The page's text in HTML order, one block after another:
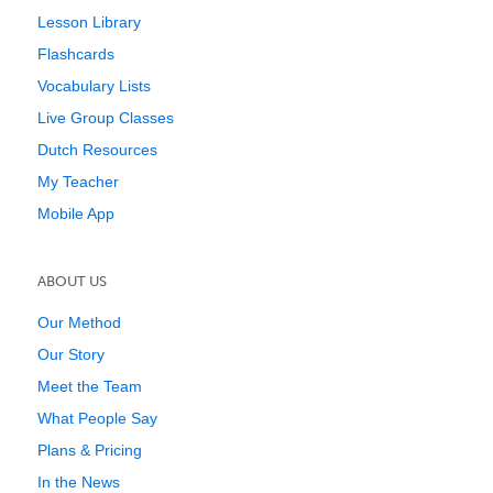
Lesson Library
Flashcards
Vocabulary Lists
Live Group Classes
Dutch Resources
My Teacher
Mobile App
ABOUT US
Our Method
Our Story
Meet the Team
What People Say
Plans & Pricing
In the News